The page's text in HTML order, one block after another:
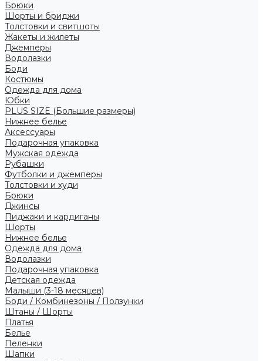
Брюки
Шорты и бриджи
Толстовки и свитшоты
Жакеты и жилеты
Джемперы
Водолазки
Боди
Костюмы
Одежда для дома
Юбки
PLUS SIZE (Большие размеры)
Нижнее белье
Аксессуары
Подарочная упаковка
Мужская одежда
Рубашки
Футболки и джемперы
Толстовки и худи
Брюки
Джинсы
Пиджаки и кардиганы
Шорты
Нижнее белье
Одежда для дома
Водолазки
Подарочная упаковка
Детская одежда
Малыши (3-18 месяцев)
Боди / Комбинезоны / Ползунки
Штаны / Шорты
Платья
Белье
Пеленки
Шапки